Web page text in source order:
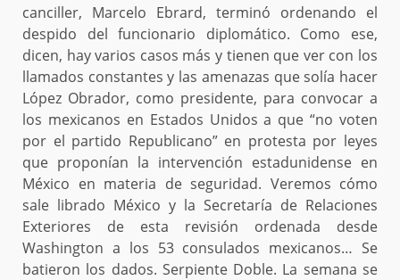
canciller, Marcelo Ebrard, terminó ordenando el
despido del funcionario diplomático. Como ese,
dicen, hay varios casos más y tienen que ver con los
llamados constantes y las amenazas que solía hacer
López Obrador, como presidente, para convocar a
los mexicanos en Estados Unidos a que “no voten
por el partido Republicano” en protesta por leyes
que proponían la intervención estadunidense en
México en materia de seguridad. Veremos cómo
sale librado México y la Secretaría de Relaciones
Exteriores de esta revisión ordenada desde
Washington a los 53 consulados mexicanos… Se
batieron los dados. Serpiente Doble. La semana se